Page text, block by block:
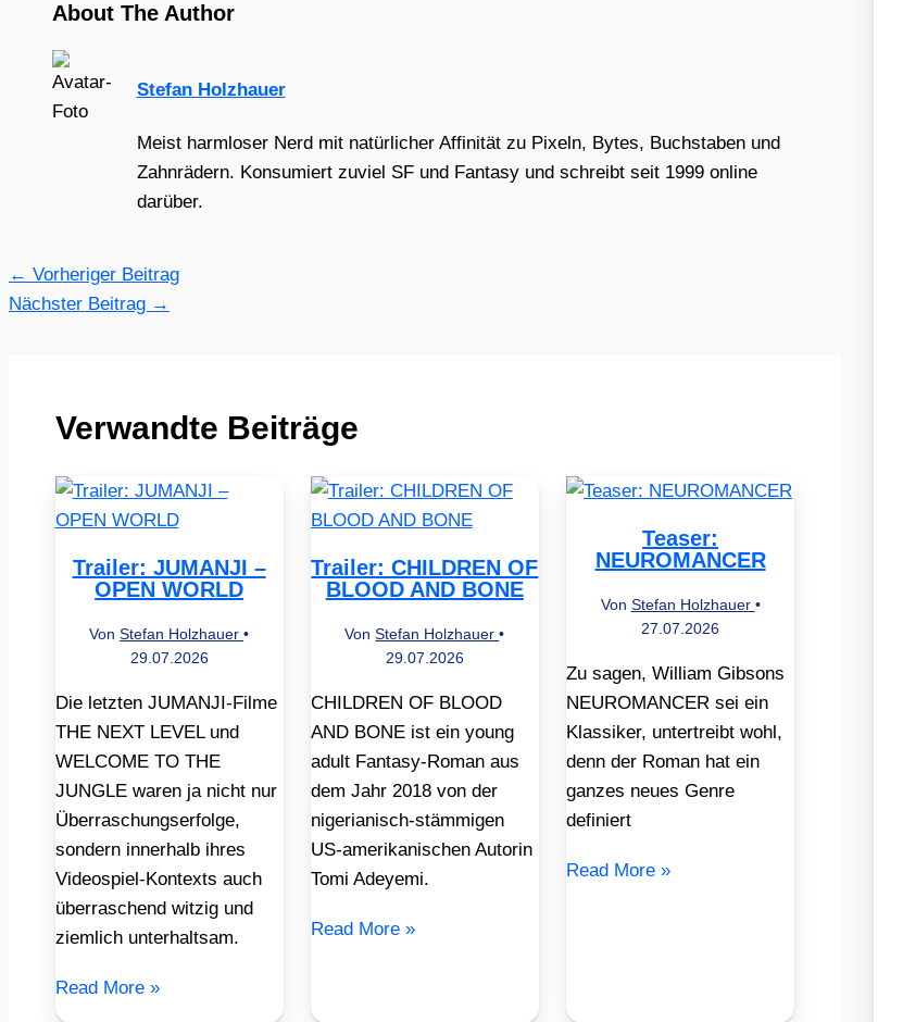
About The Author
Stefan Holzhauer
Meist harmloser Nerd mit natürlicher Affinität zu Pixeln, Bytes, Buchstaben und
Zahnrädern. Konsumiert zuviel SF und Fantasy und schreibt seit 1999 online
darüber.
← Vorheriger Beitrag
Nächster Beitrag →
Verwandte Beiträge
Trailer: JUMANJI –
OPEN WORLD
VonStefan Holzhauer•
29.07.2026
Die letzten JUMANJI-Filme
THE NEXT LEVEL und
WELCOME TO THE
JUNGLE waren ja nicht nur
Überraschungserfolge,
sondern innerhalb ihres
Videospiel-Kontexts auch
überraschend witzig und
ziemlich unterhaltsam.
Read More »
Trailer: CHILDREN OF
BLOOD AND BONE
VonStefan Holzhauer•
29.07.2026
CHILDREN OF BLOOD
AND BONE ist ein young
adult Fantasy-Roman aus
dem Jahr 2018 von der
nigerianisch-stämmigen
US-amerikanischen Autorin
Tomi Adeyemi.
Read More »
Teaser:
NEUROMANCER
Von Stefan Holzhauer •
27.07.2026
Zu sagen, William Gibsons
NEUROMANCER sei ein
Klassiker, untertreibt wohl,
denn der Roman hat ein
ganzes neues Genre
definiert
Read More »